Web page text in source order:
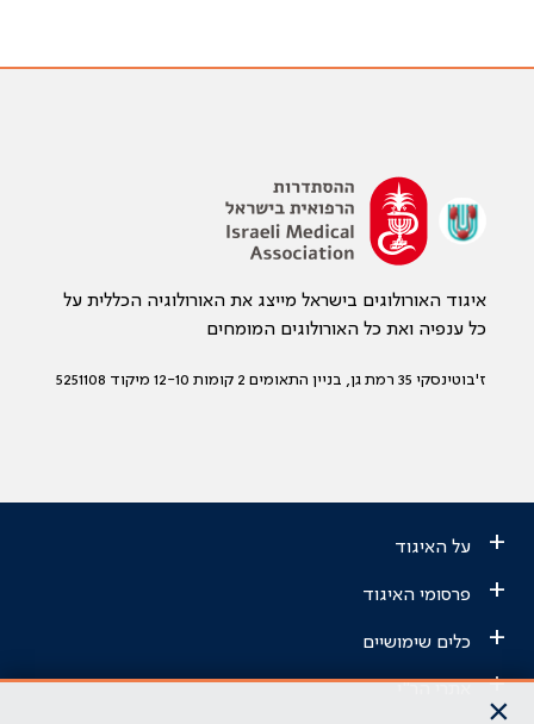
איגוד האורולוגים בישראל מייצג את האורולוגיה הכללית על
כל ענפיה ואת כל האורולוגים המומחים
ז'בוטינסקי 35 רמת גן, בניין התאומים 2 קומות 12-10 מיקוד 5251108
+ על האיגוד
+ פרסומי האיגוד
+ כלים שימושיים
+
×